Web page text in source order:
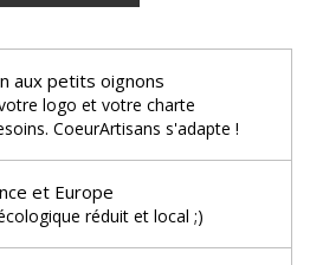
aux petits oignons
logo et votre charte
CoeurArtisans s'adapte !
et Europe
réduit et local ;)